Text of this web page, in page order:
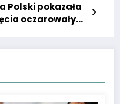
Polski pokazała
oczarowały